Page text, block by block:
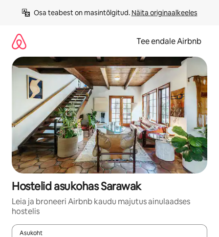
Osa teabest on masintõlgitud. Näita originaalkeeles
Tee endale Airbnb
Hostelid asukohas Sarawak
Leia ja broneeri Airbnb kaudu majutus ainulaadses
hostelis
Asukoht